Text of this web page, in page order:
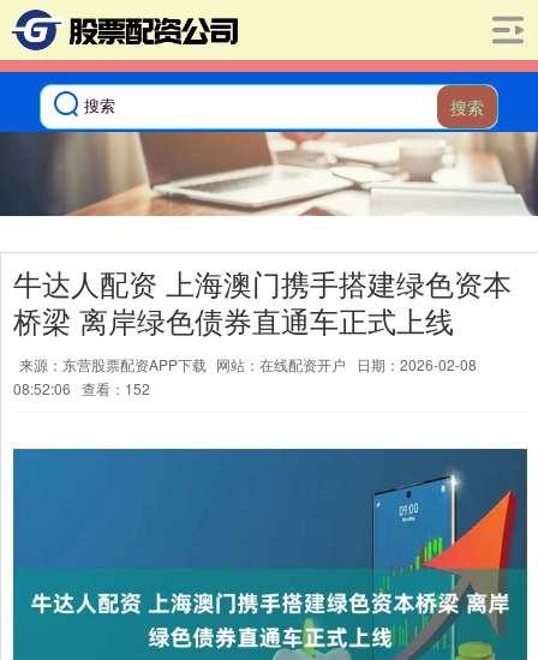
搜索
牛达人配资 上海澳门携手搭建绿色资本
桥梁 离岸绿色债券直通车正式上线
来源：东营股票配资APP下载 网站：在线配资开户
日期：2026-02-08
08:52:06 查看：152